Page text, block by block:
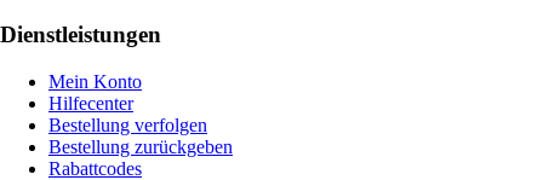
Dienstleistungen
Mein Konto
Hilfecenter
Bestellung verfolgen
Bestellung zurückgeben
Rabattcodes